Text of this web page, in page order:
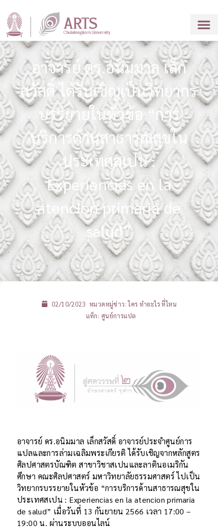
อาจารย์ ดร.อนิมมาล เล็ก
สวัสดิ์ ได้รับเชิญเป็นวิทยากร
บรรยายในหัวข้อ “การ
บริการด้านสาธารณสุขใน
ประเทศสเปน :
Experiencias en la
atencion primaria de
salud”
02/10/2023 หมวดหมู่ข่าว:ใคร ทำอะไร ที่ไหน
แท็ก: ศูนย์การแปล
อาจารย์ ดร.อนิมมาล เล็กสวัสดิ์ อาจารย์ประจำศูนย์การ
แปลและการล่ามเฉลิมพระเกียรติ ได้รับเชิญจากหลักสูตร
ศิลปศาสตรบัณฑิต สาขาวิชาสเปนและลาตินอเมริกัน
ศึกษา คณะศิลปศาสตร์ มหาวิทยาลัยธรรมศาสตร์ ไปเป็น
วิทยากรบรรยายในหัวข้อ “การบริการด้านสาธารณสุขใน
ประเทศสเปน : Experiencias en la atencion primaria
de salud” เมื่อวันที่ 13 กันยายน 2566 เวลา 17:00 –
19:00 น. ผ่านระบบออนไลน์